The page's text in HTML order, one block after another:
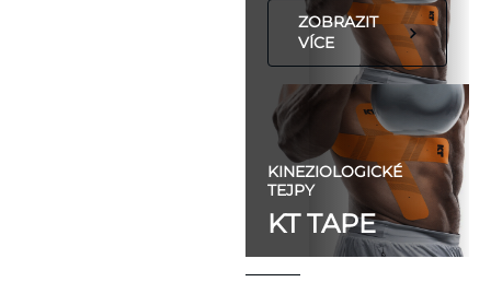
ZOBRAZIT
VÍCE
KINEZIOLOGICKÉ
TEJPY
KT TAPE